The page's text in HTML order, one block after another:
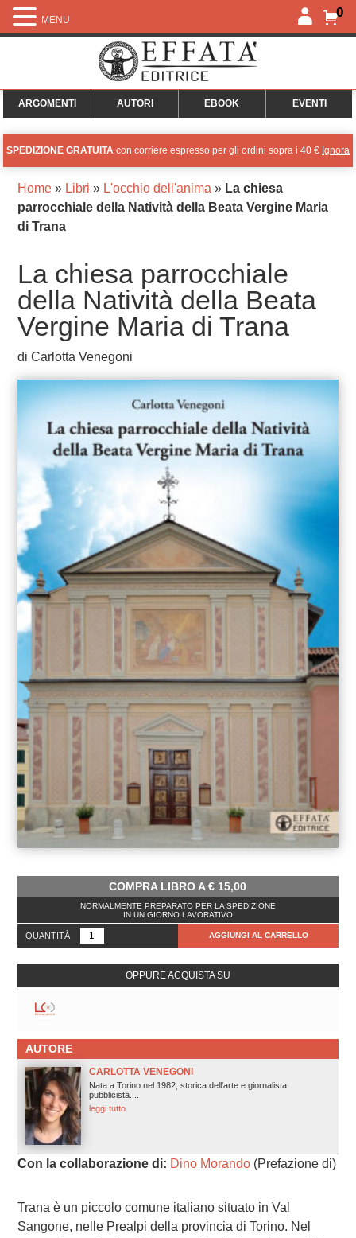
0
ARGOMENTI AUTORI EBOOK EVENTI
SPEDIZIONE GRATUITA con corriere espresso per gli ordini sopra i 40 € Ignora
Home» Libri » L'occhio dell'anima » La chiesa
parrocchiale della Natività della Beata Vergine Maria
di Trana
La chiesa parrocchiale
della Natività della Beata
Vergine Maria di Trana
di Carlotta Venegoni
COMPRA LIBRO A€ 15,00
NORMALMENTE PREPARATO PER LA SPEDIZIONE
IN UN GIORNO LAVORATIVO
QUANTITÀ AGGIUNGI AL CARRELLO
OPPURE ACQUISTA SU
AUTORE
CARLOTTA VENEGONI
Nata a Torino nel 1982, storica dell'arte e giornalista
pubblicista....
leggi tutto.
Con la collaborazione di: Dino Morando(Prefazione di)
Trana è un piccolo comune italiano situato in Val
Sangone, nelle Prealpi della provincia di Torino. Nel
MENU